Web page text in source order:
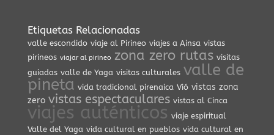
Etiquetas Relacionadas
valle escondido viaje al Pirineo viajes a Ainsa vistas
pirineos viajar al pirineo zona zero rutas visitas
guiadas valle de Yaga visitas culturales valle de
pineta vida tradicional pirenaica Vió vistas zona
zero vistas espectaculares vistas al Cinca
viajes auténticos viaje espiritual
Valle del Yaga vida cultural en pueblos vida cultural en